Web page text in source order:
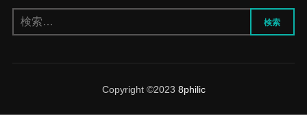
索:
検索
Copyright ©2023 8philic